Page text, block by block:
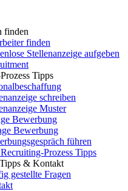
finden
finden
Stellenanzeige aufgeben
Tipps
schreiben
Muster
Bewerbung
Bewerbung
führen
Prozess Tipps
& Kontakt
gestellte Fragen